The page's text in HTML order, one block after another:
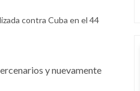
contra Cuba en el 44
y nuevamente